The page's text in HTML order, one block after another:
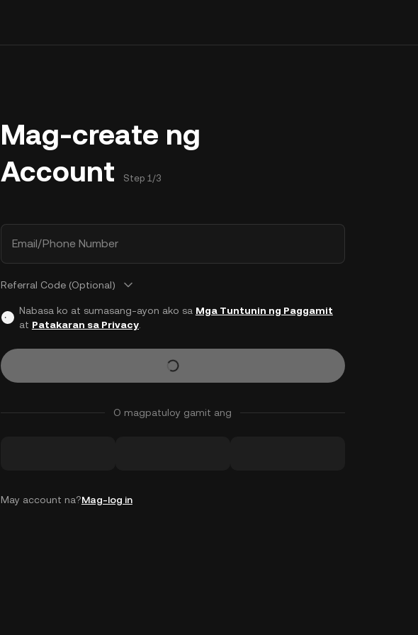
Mag-create ng
Account
Step 1/3
Email/Phone Number
Referral Code (Optional)
Nabasa ko at sumasang-ayon ako sa Mga Tuntunin ng Paggamit
at Patakaran sa Privacy.
O magpatuloy gamit ang
May account na?Mag-log in